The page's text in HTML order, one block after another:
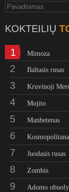
KOKTEILIŲ
1 Mimoza
2 Baltasis rusas
3 Kruvinoji
4 Mojito
5 Manhetenas
6
7 Juodasis rusas
8 Zombis
9 Adomo